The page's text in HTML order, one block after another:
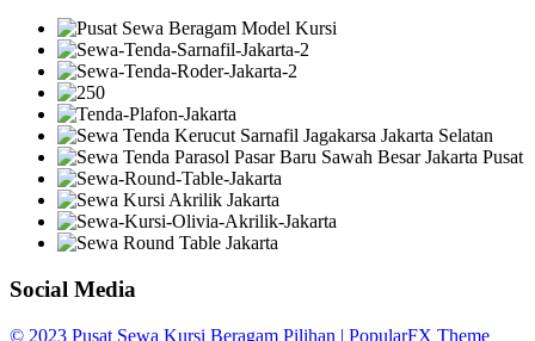
Social Media
© 2023 Pusat Sewa Kursi Beragam Pilihan | PopularFX Theme